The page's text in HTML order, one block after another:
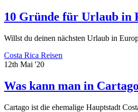
10 Gründe für Urlaub in
Willst du deinen nächsten Urlaub in
Costa Rica Reisen
12th Mai '20
Was kann man in
Cartago ist die ehemalige Hauptstadt